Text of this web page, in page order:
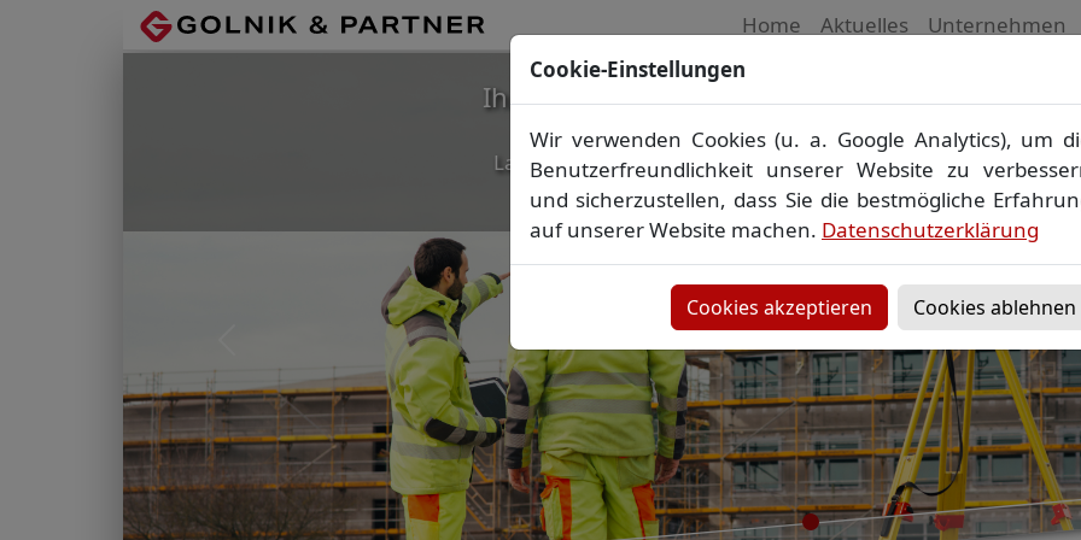
Home Aktuelles Unternehmen
Ihr Vermessungsbüro in Mecklenburg-
Wir vermessen Ihr Grundstück
Lageplan▪Absteckung▪Bauvermessung▪
Grenzfeststellung
▪Amtliche Auskünfte und Auszüge
Cookie-Einstellungen
Wir verwenden Cookies (u. a. Google Analytics), um
Benutzerfreundlichkeit unserer Website zu
und sicherzustellen, dass Sie die bestmögliche
auf unserer Website machen. Datenschutzerklärung
Cookies akzeptieren Cookies ablehnen